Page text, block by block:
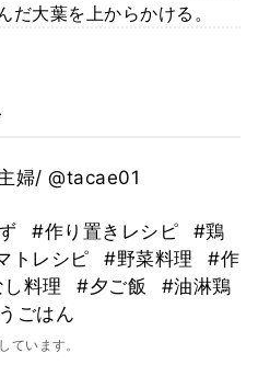
だ大葉を上からかける。
婦/ @tacae01
#作り置きレシピ
#鶏
トレシピ #野菜料理
#作
料理 #夕ご飯
#油淋鶏
ごはん
ています。